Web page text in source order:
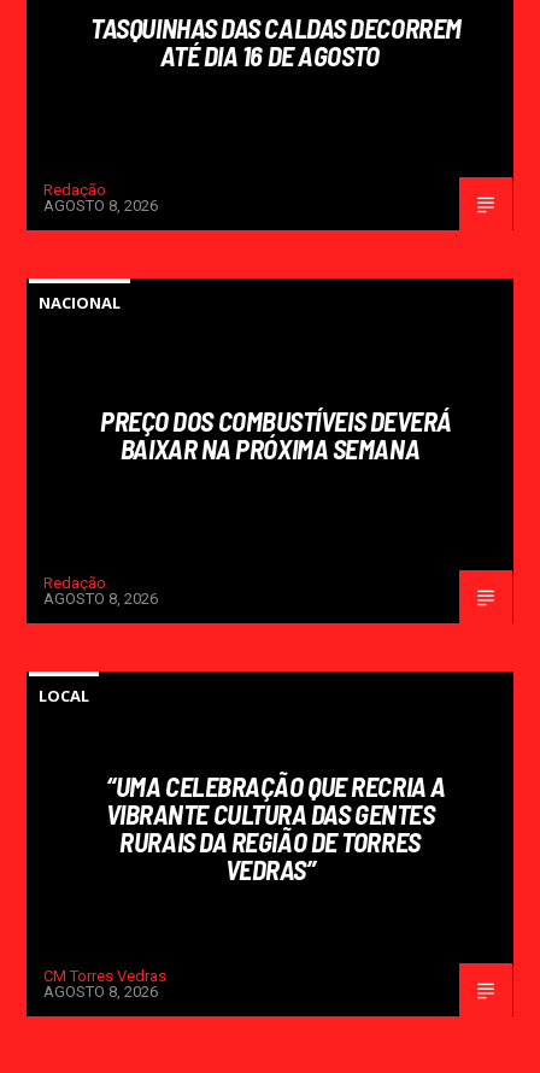
TASQUINHAS DAS CALDAS DECORREM
ATÉ DIA 16 DE AGOSTO
Redação
AGOSTO 8, 2026
NACIONAL
PREÇO DOS COMBUSTÍVEIS DEVERÁ
BAIXAR NA PRÓXIMA SEMANA
Redação
AGOSTO 8, 2026
LOCAL
“UMA CELEBRAÇÃO QUE RECRIA A
VIBRANTE CULTURA DAS GENTES
RURAIS DA REGIÃO DE TORRES
VEDRAS”
CM Torres Vedras
AGOSTO 8, 2026